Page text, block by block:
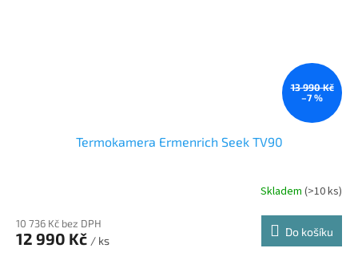
13 990 Kč
–7 %
Termokamera Ermenrich Seek TV90
Skladem (>10 ks)
10 736 Kč bez DPH
12 990 Kč / ks
Do košíku